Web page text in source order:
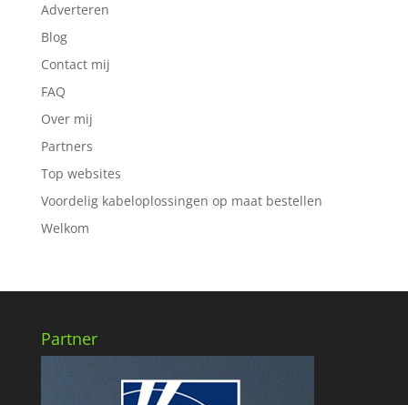
Adverteren
Blog
Contact mij
FAQ
Over mij
Partners
Top websites
Voordelig kabeloplossingen op maat bestellen
Welkom
Partner